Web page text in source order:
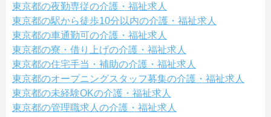
東京都の夜勤専従の介護・福祉求人
東京都の駅から徒歩10分以内の介護・福祉求人
東京都の車通勤可の介護・福祉求人
東京都の寮・借り上げの介護・福祉求人
東京都の住宅手当・補助の介護・福祉求人
東京都のオープニングスタッフ募集の介護・福祉求人
東京都の未経験OKの介護・福祉求人
東京都の管理職求人の介護・福祉求人